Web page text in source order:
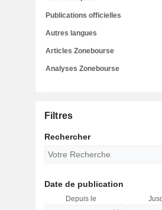
Publications officielles
Autres langues
Articles Zonebourse
Analyses Zonebourse
Filtres
Rechercher
Date de publication
Depuis le